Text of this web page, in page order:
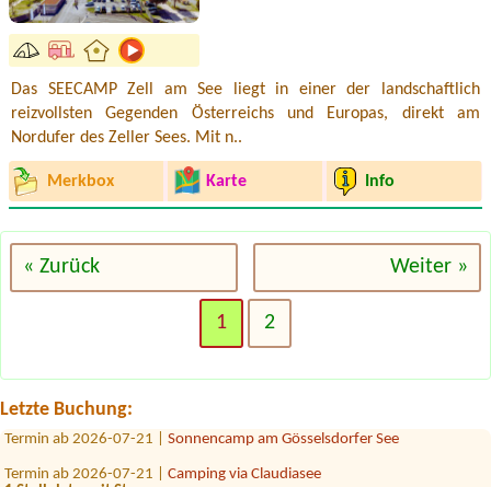
Das SEECAMP Zell am See liegt in einer der landschaftlich
reizvollsten Gegenden Österreichs und Europas, direkt am
Nordufer des Zeller Sees. Mit n..
Merkbox Karte Info
« Zurück Weiter »
1 2
Letzte Buchung:
Termin ab 2026-08-01 |
1x Stellplatz mi el.An, 1 Person + 2 Kinder
Camping Weinland
Termin ab 2026-07-28 |Panoramacamping Westendorf
Nein1 x Stellplatz für Wohnmobil
Termin ab 2026-07-21 | Sonnencamp am Gösselsdorfer See
Termin ab 2026-07-21 | Camping via Claudiasee